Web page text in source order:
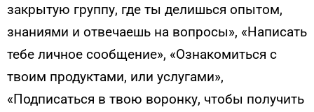
закрытую группу, где ты делишься опытом,
знаниями и отвечаешь на вопросы», «Написать
тебе личное сообщение», «Ознакомиться с
твоим продуктами, или услугами»,
«Подписаться в твою воронку, чтобы получить